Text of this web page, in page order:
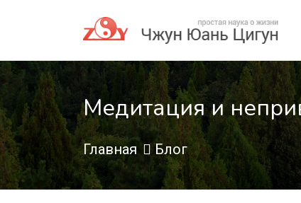
Медитация и
Главная Блог